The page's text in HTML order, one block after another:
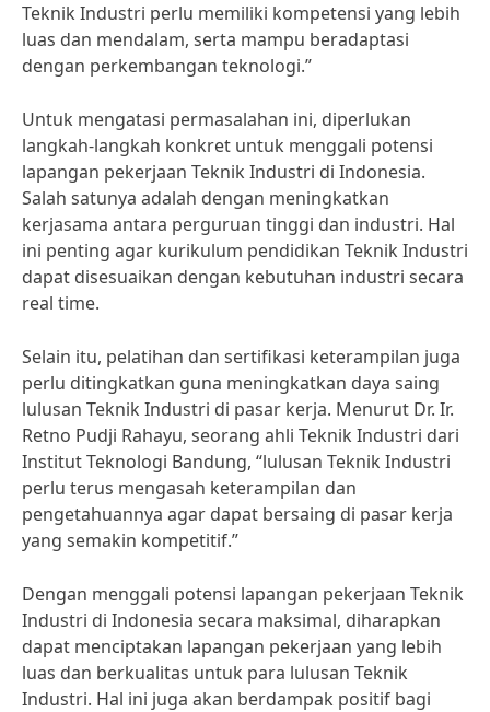
Teknik Industri perlu memiliki kompetensi yang lebih
luas dan mendalam, serta mampu beradaptasi
dengan perkembangan teknologi.”
Untuk mengatasi permasalahan ini, diperlukan
langkah-langkah konkret untuk menggali potensi
lapangan pekerjaan Teknik Industri di Indonesia.
Salah satunya adalah dengan meningkatkan
kerjasama antara perguruan tinggi dan industri. Hal
ini penting agar kurikulum pendidikan Teknik Industri
dapat disesuaikan dengan kebutuhan industri secara
real time.
Selain itu, pelatihan dan sertifikasi keterampilan juga
perlu ditingkatkan guna meningkatkan daya saing
lulusan Teknik Industri di pasar kerja. Menurut Dr. Ir.
Retno Pudji Rahayu, seorang ahli Teknik Industri dari
Institut Teknologi Bandung, “lulusan Teknik Industri
perlu terus mengasah keterampilan dan
pengetahuannya agar dapat bersaing di pasar kerja
yang semakin kompetitif.”
Dengan menggali potensi lapangan pekerjaan Teknik
Industri di Indonesia secara maksimal, diharapkan
dapat menciptakan lapangan pekerjaan yang lebih
luas dan berkualitas untuk para lulusan Teknik
Industri. Hal ini juga akan berdampak positif bagi